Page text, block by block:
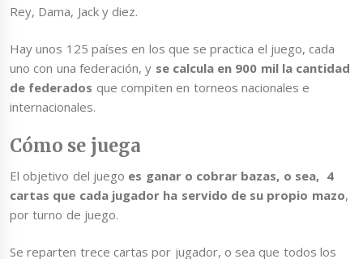
Rey, Dama, Jack y diez.
Hay unos 125 países en los que se practica el juego, cada
uno con una federación, y se calcula en 900 mil la cantidad
de federados que compiten en torneos nacionales e
internacionales.
Cómo se juega
El objetivo del juego es ganar o cobrar bazas, o sea, 4
cartas que cada jugador ha servido de su propio mazo,
por turno de juego.
Se reparten trece cartas por jugador, o sea que todos los